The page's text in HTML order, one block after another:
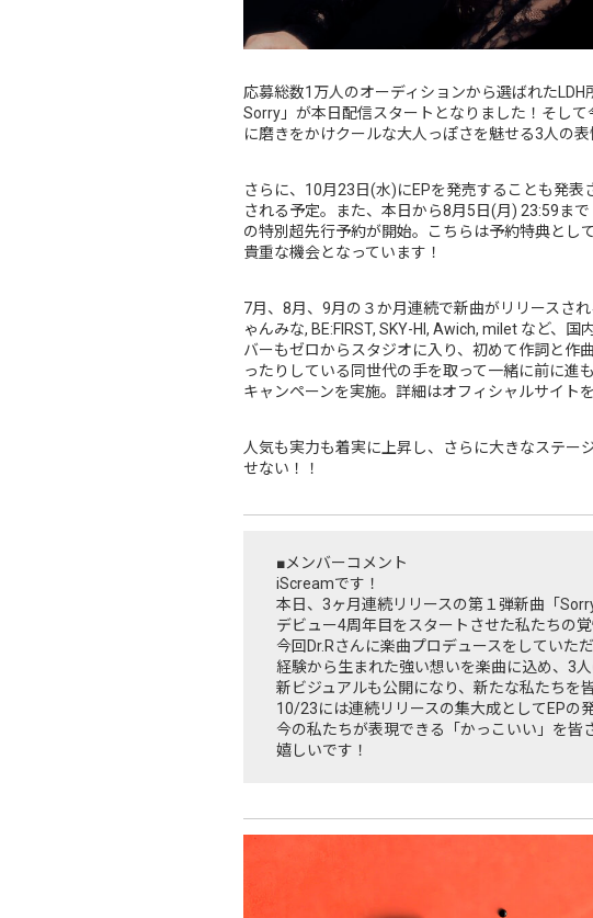
応募総数1万人のオーディションから選ばれた
Sorry」が本日配信スタートとなりました！そし
に磨きをかけクールな大人っぽさを魅せる3人の
さらに、10月23日(水)にEPを発売することも発
される予定。また、本日から8月5日(月) 23:59まで
の特別超先行予約が開始。こちらは予約特典とし
貴重な機会となっています！
7月、8月、9月の３か月連続で新曲がリリースさ
ゃんみな, BE:FIRST, SKY-HI, Awich, milet など、
バーもゼロからスタジオに入り、初めて作詞と作
ったりしている同世代の手を取って一緒に前に進
キャンペーンを実施。詳細はオフィシャルサイト
人気も実力も着実に上昇し、さらに大きなステ
せない！！
■メンバーコメント
iScreamです！
本日、3ヶ月連続リリースの第１弾新曲「
デビュー4周年目をスタートさせた私たちの
今回Dr.Rさんに楽曲プロデュースをしていた
経験から生まれた強い想いを楽曲に込め、3
新ビジュアルも公開になり、新たな私たちを
10/23には連続リリースの集大成としてEPの
今の私たちが表現できる「かっこいい」を皆
嬉しいです！